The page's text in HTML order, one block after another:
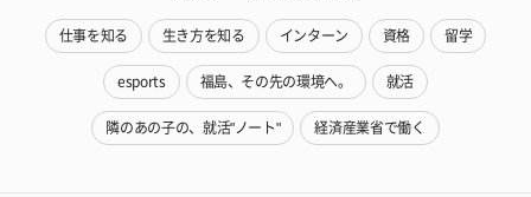
仕事を知る 生き方を知る インターン 資格 留学
esports 福島、その先の環境へ。 就活
隣のあの子の、就活"ノート" 経済産業省で働く